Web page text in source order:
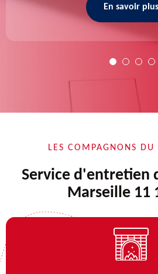
En savoir plus
LES COMPAGNONS DU
Service d'entretien
Marseille 11